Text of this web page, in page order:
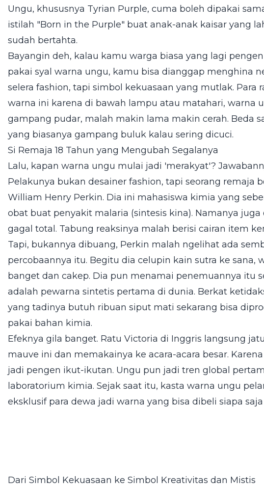
Ungu, khususnya Tyrian Purple, cuma boleh dipakai
istilah "Born in the Purple" buat anak-anak kaisar yang
sudah bertahta.
Bayangin deh, kalau kamu warga biasa yang lagi
pakai syal warna ungu, kamu bisa dianggap menghina
selera fashion, tapi simbol kekuasaan yang mutlak. Para
warna ini karena di bawah lampu atau matahari, warna
gampang pudar, malah makin lama makin cerah. Beda
yang biasanya gampang buluk kalau sering dicuci.
Si Remaja 18 Tahun yang Mengubah Segalanya
Lalu, kapan warna ungu mulai jadi 'merakyat'?
Pelakunya bukan desainer fashion, tapi seorang remaja
William Henry Perkin. Dia ini mahasiswa kimia yang
obat buat penyakit malaria (sintesis kina). Namanya
gagal total. Tabung reaksinya malah berisi cairan item
Tapi, bukannya dibuang, Perkin malah ngelihat ada
percobaannya itu. Begitu dia celupin kain sutra ke sana,
banget dan cakep. Dia pun menamai penemuannya itu
adalah pewarna sintetis pertama di dunia. Berkat
yang tadinya butuh ribuan siput mati sekarang bisa
pakai bahan kimia.
Efeknya gila banget. Ratu Victoria di Inggris langsung
mauve ini dan memakainya ke acara-acara besar.
jadi pengen ikut-ikutan. Ungu pun jadi tren global
laboratorium kimia. Sejak saat itu, kasta warna ungu
eksklusif para dewa jadi warna yang bisa dibeli siapa
Dari Simbol Kekuasaan ke Simbol Kreativitas dan Mistis